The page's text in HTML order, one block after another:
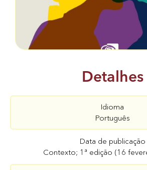
Detalhes
Idioma
Português
Data de publicação
Contexto; 1ª edição (16